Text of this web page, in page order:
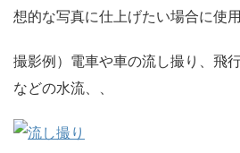
想的な写真に仕上げたい場合に使用
撮影例）電車や車の流し撮り、飛
などの水流、、